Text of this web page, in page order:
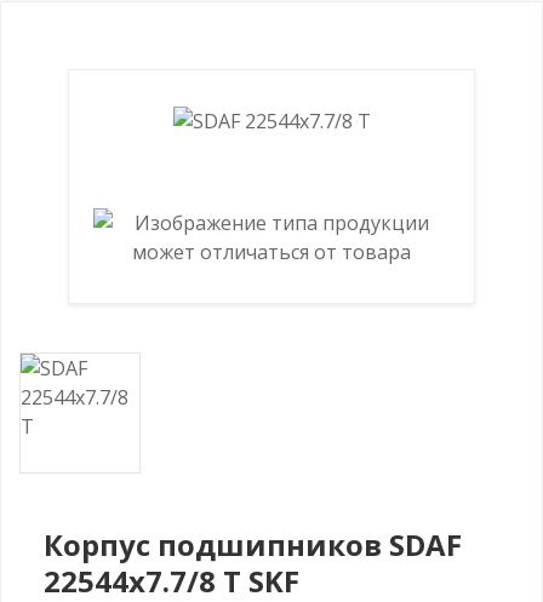
Корпус подшипников SDAF
22544x7.7/8 T SKF